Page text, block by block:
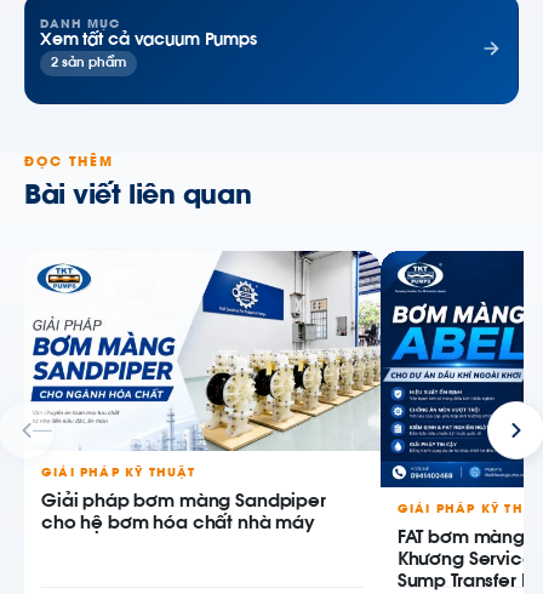
DANH MỤC
Xem tất cả vacuum Pumps
2 sản phẩm
ĐỌC THÊM
Bài viết liên quan
GIẢI PHÁP KỸ THUẬT
Giải pháp bơm màng Sandpiper
cho hệ bơm hóa chất nhà máy
GIẢI PHÁP KỸ
FAT bơm màng
Khương
Sump Transfer